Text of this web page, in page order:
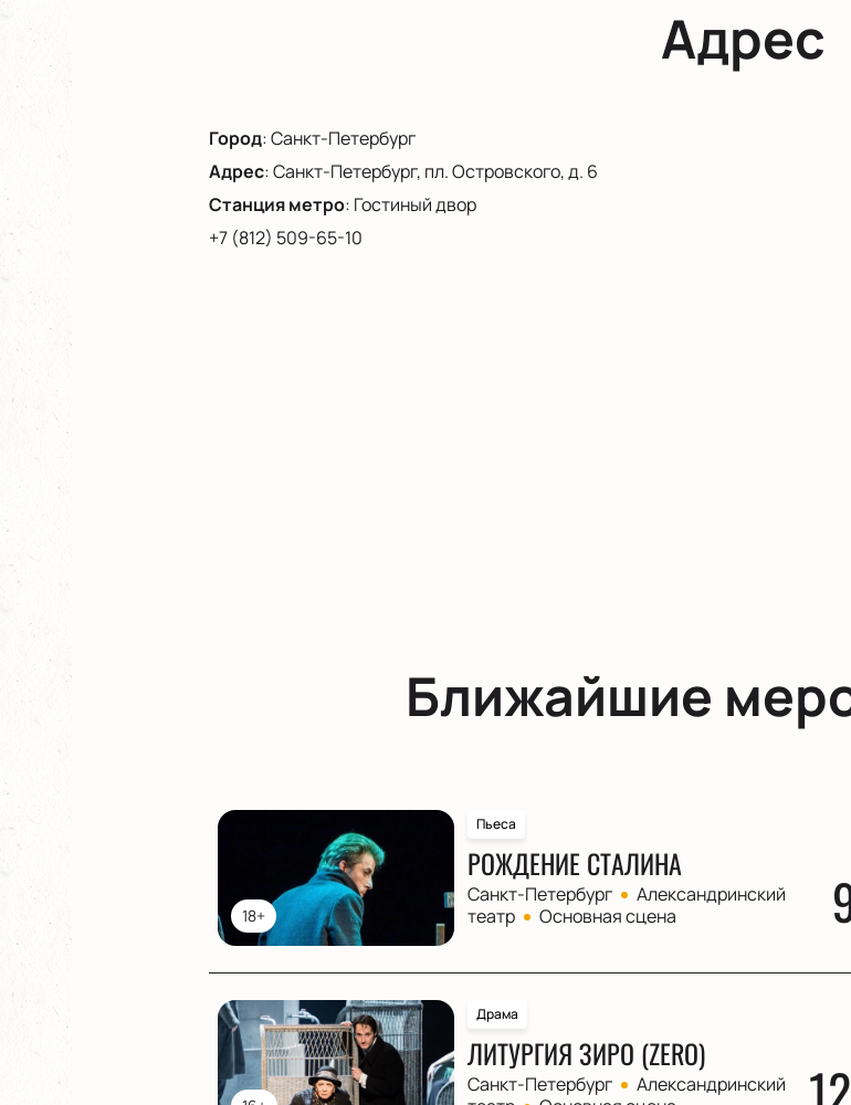
Адрес
Город:Санкт-Петербург
Адрес:Санкт-Петербург, пл. Островского, д. 6
Станция метро: Гостиный двор
+7 (812) 509-65-10
Ближайшие
18+
Пьеса
РОЖДЕНИЕ СТАЛИНА
Санкт-Петербург
Александринский
театр
Основная сцена
Драма
ЛИТУРГИЯ ЗИРО (ZERO)
Санкт-Петербург
Александринский